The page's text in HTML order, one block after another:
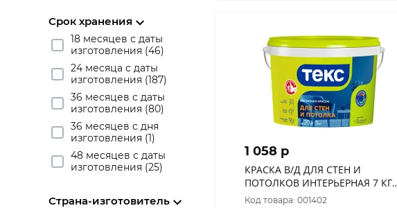
Срок хранения
18 месяцев с даты
изготовления (46)
24 месяца с даты
изготовления (187)
36 месяцев с даты
изготовления (80)
36 месяцев с дня
изготовления (1)
48 месяцев с даты
изготовления (25)
Страна-изготовитель
1 058 p
КРАСКА В/Д ДЛЯ СТЕН И
ПОТОЛКОВ ИНТЕРЬЕРНАЯ 7 КГ
(1) ТЕКС
Код товара: 001402